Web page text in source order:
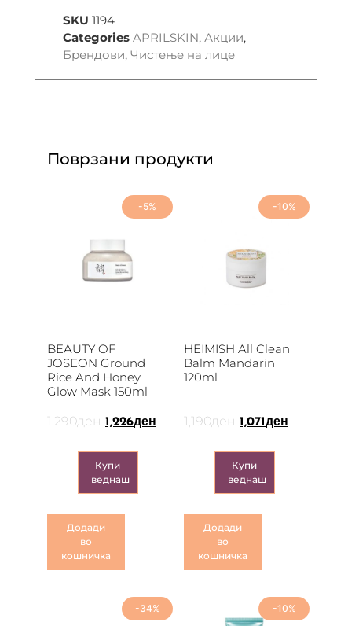
SKU 1194
Categories APRILSKIN, Акции,
Брендови, Чистење на лице
Поврзани продукти
-5%
BEAUTY OF
JOSEON Ground
Rice And Honey
Glow Mask 150ml
1,290ден 1,226ден
Купи
веднаш
Додади
во
кошничка
-10%
HEIMISH All Clean
Balm Mandarin
120ml
1,190ден 1,071ден
Купи
веднаш
Додади
во
кошничка
-34% -10%